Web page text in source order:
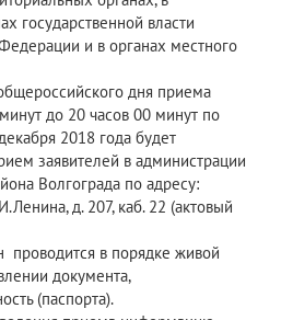
государственной власти
и в органах местного
дня приема
до 20 часов 00 минут по
2018 года будет
заявителей в администрации
Волгограда по адресу:
д. 207, каб. 22 (актовый
в порядке живой
документа,
(паспорта).